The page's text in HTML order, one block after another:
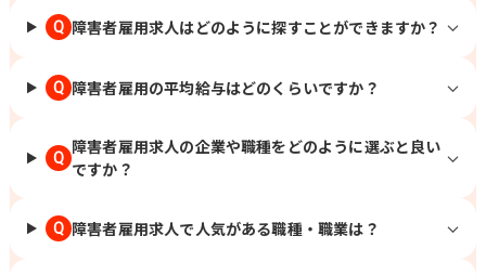
Q 障害者雇用求人はどのように探すことができますか？
Q 障害者雇用の平均給与はどのくらいですか？
Q
障害者雇用求人の企業や職種をどのように選ぶと良い
ですか？
Q 障害者雇用求人で人気がある職種・職業は？